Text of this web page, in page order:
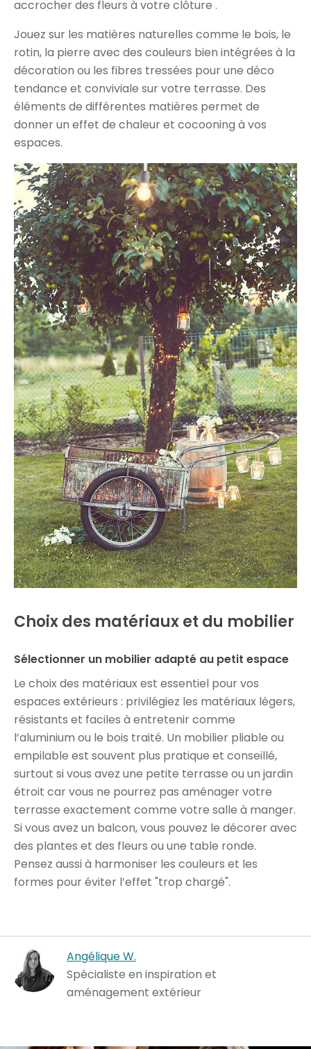
accrocher des fleurs à votre clôture .
Jouez sur les matières naturelles comme le bois, le
rotin, la pierre avec des couleurs bien intégrées à la
décoration ou les fibres tressées pour une déco
tendance et conviviale sur votre terrasse. Des
éléments de différentes matières permet de
donner un effet de chaleur et cocooning à vos
espaces.
Choix des matériaux et du mobilier
Sélectionner un mobilier adapté au petit espace
Le choix des matériaux est essentiel pour vos
espaces extérieurs : privilégiez les matériaux légers,
résistants et faciles à entretenir comme
l’aluminium ou le bois traité. Un mobilier pliable ou
empilable est souvent plus pratique et conseillé,
surtout si vous avez une petite terrasse ou un jardin
étroit car vous ne pourrez pas aménager votre
terrasse exactement comme votre salle à manger.
Si vous avez un balcon, vous pouvez le décorer avec
des plantes et des fleurs ou une table ronde.
Pensez aussi à harmoniser les couleurs et les
formes pour éviter l’effet "trop chargé".
Angélique W.
Spécialiste en inspiration et
aménagement extérieur